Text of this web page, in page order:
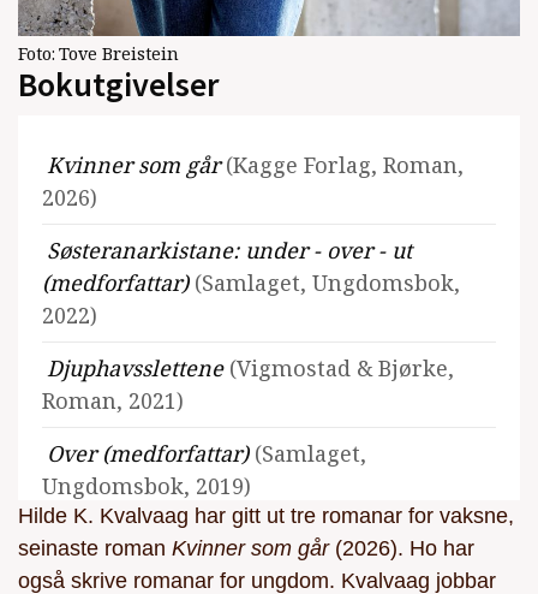
Foto: Tove Breistein
Bokutgivelser
Kvinner som går(Kagge Forlag, Roman,
2026)
Søsteranarkistane: under - over - ut
(medforfattar) (Samlaget, Ungdomsbok,
2022)
Djuphavsslettene (Vigmostad & Bjørke,
Roman, 2021)
Over (medforfattar) (Samlaget,
Ungdomsbok, 2019)
Under (medforfattar)(Samlaget,
Ungdomsbok, 2017)
Hilde K. Kvalvaag har gitt ut tre romanar for vaksne,
seinaste roman Kvinner som går(2026). Ho har
også skrive romanar for ungdom. Kvalvaag jobbar